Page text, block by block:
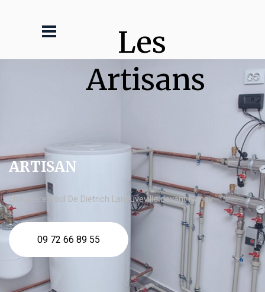
Les
Artisans
ARTISAN
chaudière fioul De Dietrich Laneuveville devant Nancy
09 72 66 89 55